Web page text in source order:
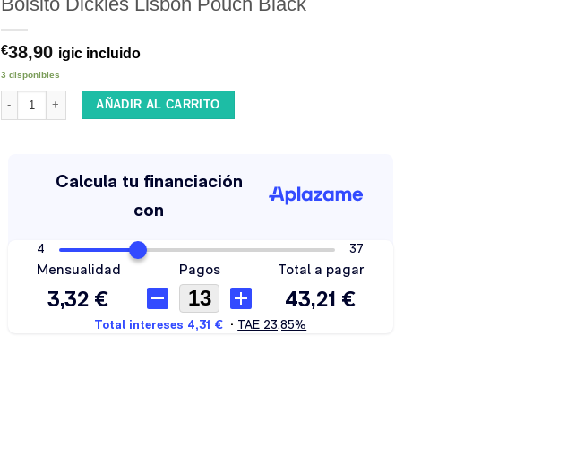
€38,90 igic incluido
3 disponibles
Bolsito Dickies Lisbon Pouch Black cantidad
AÑADIR AL CARRITO